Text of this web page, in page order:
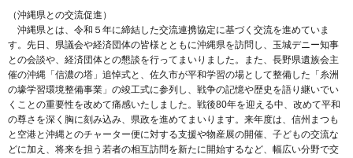
（沖縄県との交流促進）
沖縄県とは、令和５年に締結した交流連携協定に基づく交流を進めていま
す。先日、県議会や経済団体の皆様とともに沖縄県を訪問し、玉城デニー知事
との会談や、経済団体との懇談を行ってまいりました。また、長野県遺族会主
催の沖縄「信濃の塔」追悼式と、佐久市が平和学習の場として整備した「糸洲
の壕学習環境整備事業」の竣工式に参列し、戦争の記憶や歴史を語り継いでい
くことの重要性を改めて痛感いたしました。戦後80年を迎える中、改めて平和
の尊さを深く胸に刻み込み、県政を進めてまいります。来年度は、信州まつも
と空港と沖縄とのチャーター便に対する支援や物産展の開催、子どもの交流な
どに加え、将来を担う若者の相互訪問を新たに開始するなど、幅広い分野で交